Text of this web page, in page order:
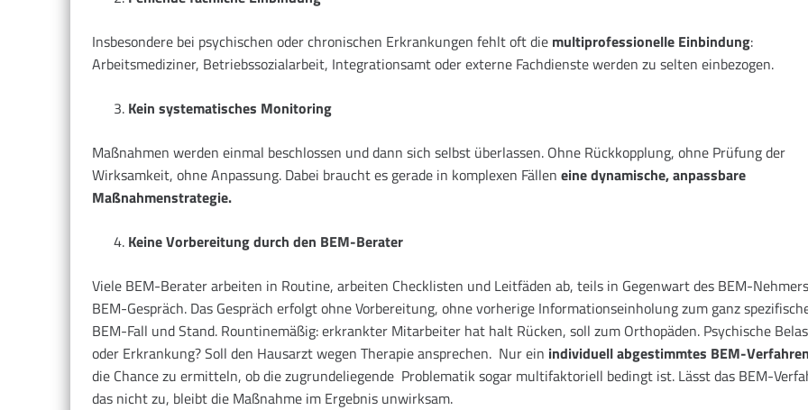
Insbesondere bei psychischen oder chronischen Erkrankungen fehlt oft die multiprofessionelle Einbindung:
Arbeitsmediziner, Betriebssozialarbeit, Integrationsamt oder externe Fachdienste werden zu selten einbezogen.
Kein systematisches Monitoring
Maßnahmen werden einmal beschlossen und dann sich selbst überlassen. Ohne Rückkopplung, ohne Prüfung der
Wirksamkeit, ohne Anpassung. Dabei braucht es gerade in komplexen Fällen eine dynamische, anpassbare
Maßnahmenstrategie.
Keine Vorbereitung durch den BEM-Berater
Viele BEM-Berater arbeiten in Routine, arbeiten Checklisten und Leitfäden ab, teils in Gegenwart des BEM-
BEM-Gespräch. Das Gespräch erfolgt ohne Vorbereitung, ohne vorherige Informationseinholung zum ganz
BEM-Fall und Stand. Rountinemäßig: erkrankter Mitarbeiter hat halt Rücken, soll zum Orthopäden. Psychische
oder Erkrankung? Soll den Hausarzt wegen Therapie ansprechen. Nur ein individuell abgestimmtes BEM-
die Chance zu ermitteln, ob die zugrundeliegende Problematik sogar multifaktoriell bedingt ist. Lässt das BEM-
das nicht zu, bleibt die Maßnahme im Ergebnis unwirksam.